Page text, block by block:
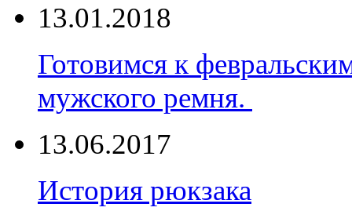
13.01.2018
Готовимся к
мужского ремня.
13.06.2017
История рюкзака